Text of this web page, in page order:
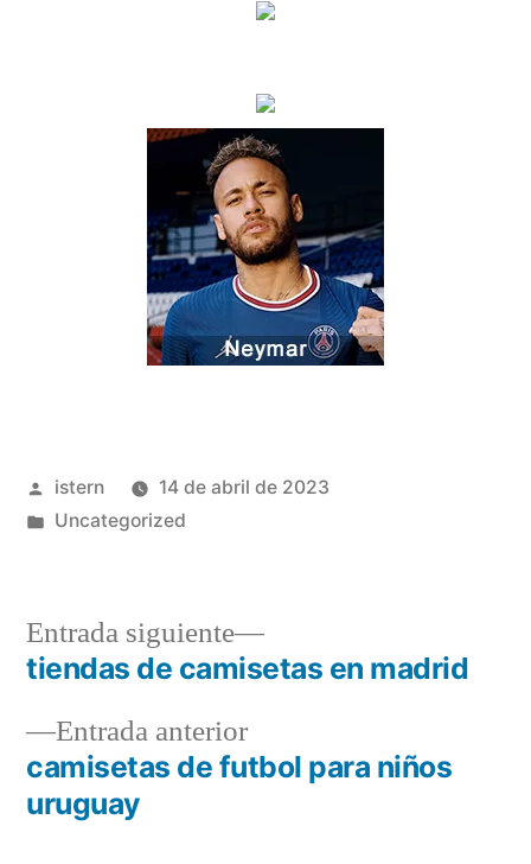
Publicado
por
istern
14 de abril de 2023
Publicado
Uncategorized
Navegación
de
entradas
Entrada anteriorEntrada
anterior:
camisetas de futbol para niños
uruguay
Entrada siguiente
Entrada
siguiente:
tiendas de camisetas en madrid